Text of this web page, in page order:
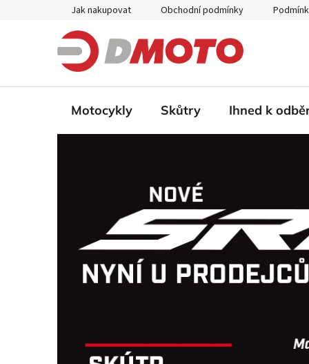
Jak nakupovat Obchodní podmínky
Motocykly Skůtry Ihned k